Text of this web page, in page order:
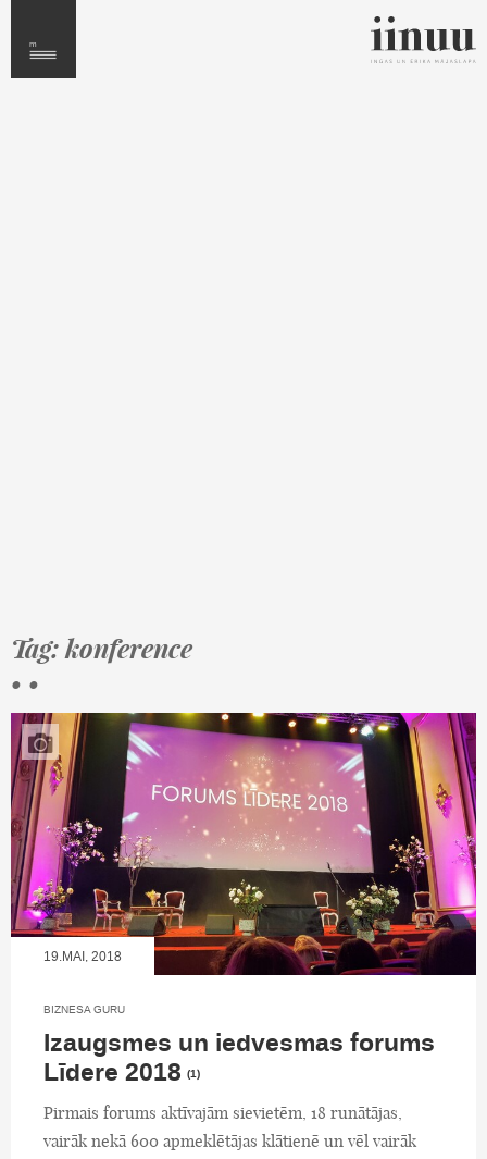
Tag: konference
• •
19.MAI, 2018
BIZNESA GURU
Izaugsmes un iedvesmas forums
Līdere 2018 (1)
Pirmais forums aktīvajām sievietēm, 18 runātājas,
vairāk nekā 600 apmeklētājas klātienē un vēl vairāk